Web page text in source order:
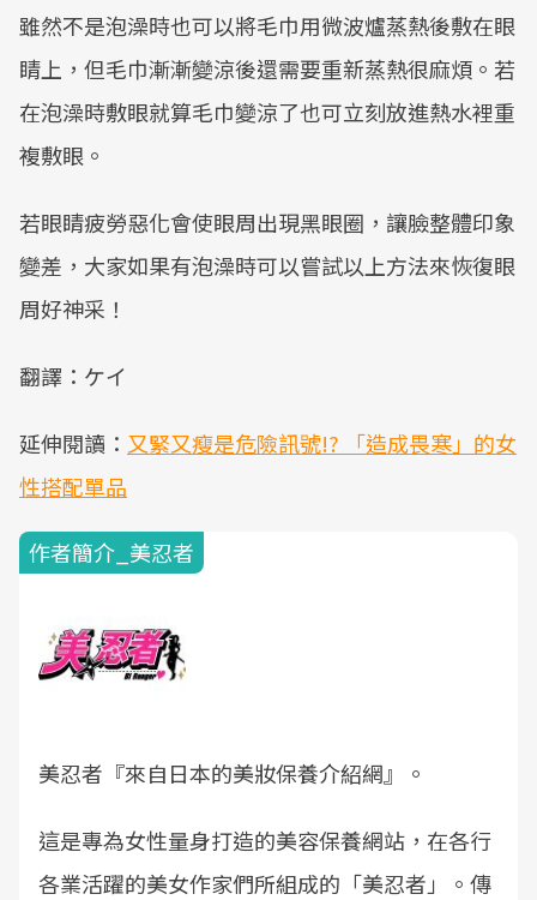
雖然不是泡澡時也可以將毛巾用微波爐蒸熱後敷在眼
睛上，但毛巾漸漸變涼後還需要重新蒸熱很麻煩。若
在泡澡時敷眼就算毛巾變涼了也可立刻放進熱水裡重
複敷眼。
若眼睛疲勞惡化會使眼周出現黑眼圈，讓臉整體印象
變差，大家如果有泡澡時可以嘗試以上方法來恢復眼
周好神采！
翻譯：ケイ
延伸閱讀： 又緊又瘦是危險訊號!? 「造成畏寒」的女
性搭配單品
作者簡介_美忍者
美忍者『來自日本的美妝保養介紹網』。
這是專為女性量身打造的美容保養網站，在各行
各業活躍的美女作家們所組成的「美忍者」。傳